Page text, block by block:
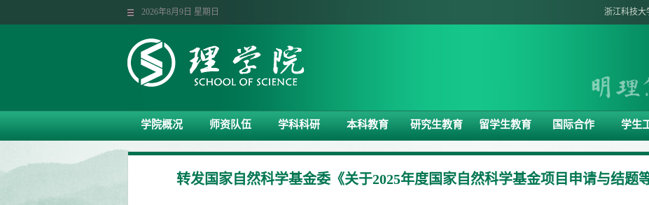
2026年8月9日 星期日 浙江科技大
学院概况 师资队伍 学科科研 本科教育 研究生教育 留学生教育 国际合作 学生
转发国家自然科学基金委《关于2025年度国家自然科学基金项目申请与结题